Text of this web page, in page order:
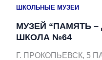
ШКОЛЬНЫЕ МУЗЕИ
МУЗЕЙ “ПАМЯТЬ
ШКОЛА №64
Г. ПРОКОПЬЕВСК, 5